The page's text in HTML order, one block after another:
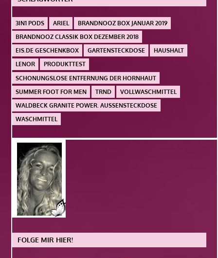
3IN1 PODS ARIEL
BRANDNOOZ BOX JANUAR 2019
BRANDNOOZ CLASSIK BOX DEZEMBER 2018
EIS.DE GESCHENKBOX
GARTENSTECKDOSE
HAUSHALT
LENOR
PRODUKTTEST
SCHONUNGSLOSE ENTFERNUNG DER HORNHAUT
SUMMER FOOT FOR MEN
TRND
VOLLWASCHMITTEL
WALDBECK GRANITE POWER. AUSSENSTECKDOSE
WASCHMITTEL
FOLGE MIR HIER!